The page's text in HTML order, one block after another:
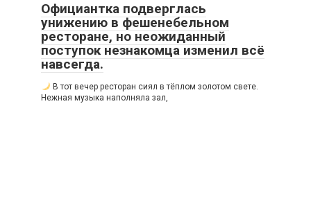
Официантка подверглась
унижению в фешенебельном
ресторане, но неожиданный
поступок незнакомца изменил всё
навсегда.
В тот вечер ресторан сиял в тёплом золотом свете.
Нежная музыка наполняла зал,